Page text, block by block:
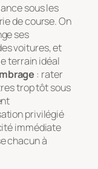
sous les
de course. On
ses
voitures, et
terrain idéal
: rater
trop tôt sous
privilégié
immédiate
chacun à